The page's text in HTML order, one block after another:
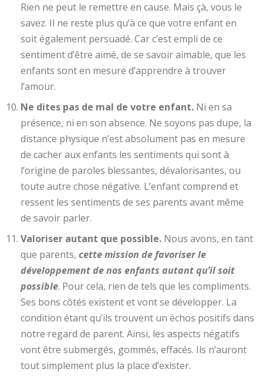
Rien ne peut le remettre en cause. Mais çà, vous le
savez. Il ne reste plus qu’à ce que votre enfant en
soit également persuadé. Car c’est empli de ce
sentiment d’être aimé, de se savoir aimable, que les
enfants sont en mesure d’apprendre à trouver
l’amour.
Ne dites pas de mal de votre enfant. Ni en sa
présence, ni en son absence. Ne soyons pas dupe, la
distance physique n’est absolument pas en mesure
de cacher aux enfants les sentiments qui sont à
l’origine de paroles blessantes, dévalorisantes, ou
toute autre chose négative. L’enfant comprend et
ressent les sentiments de ses parents avant même
de savoir parler.
Valoriser autant que possible. Nous avons, en tant
que parents, cette mission de favoriser le
développement de nos enfants autant qu’il soit
possible. Pour cela, rien de tels que les compliments.
Ses bons côtés existent et vont se développer. La
condition étant qu’ils trouvent un échos positifs dans
notre regard de parent. Ainsi, les aspects négatifs
vont être submergés, gommés, effacés. Ils n’auront
tout simplement plus la place d’exister.